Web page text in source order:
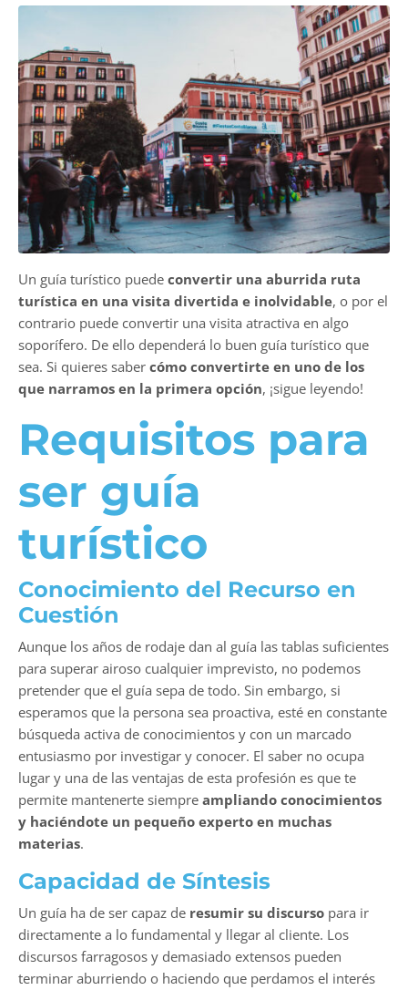
Un guía turístico puede convertir una aburrida ruta
turística en una visita divertida e inolvidable, o por el
contrario puede convertir una visita atractiva en algo
soporífero. De ello dependerá lo buen guía turístico que
sea. Si quieres saber cómo convertirte en uno de los
que narramos en la primera opción, ¡sigue leyendo!
Requisitos para
ser guía
turístico
Conocimiento del Recurso en
Cuestión
Aunque los años de rodaje dan al guía las tablas suficientes
para superar airoso cualquier imprevisto, no podemos
pretender que el guía sepa de todo. Sin embargo, si
esperamos que la persona sea proactiva, esté en constante
búsqueda activa de conocimientos y con un marcado
entusiasmo por investigar y conocer. El saber no ocupa
lugar y una de las ventajas de esta profesión es que te
permite mantenerte siempre ampliando conocimientos
y haciéndote un pequeño experto en muchas
materias.
Capacidad de Síntesis
Un guía ha de ser capaz de resumir su discurso para ir
directamente a lo fundamental y llegar al cliente. Los
discursos farragosos y demasiado extensos pueden
terminar aburriendo o haciendo que perdamos el interés